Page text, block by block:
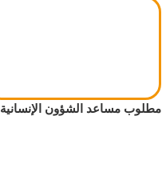
مطلوب مساعد الشؤون الإنسانية